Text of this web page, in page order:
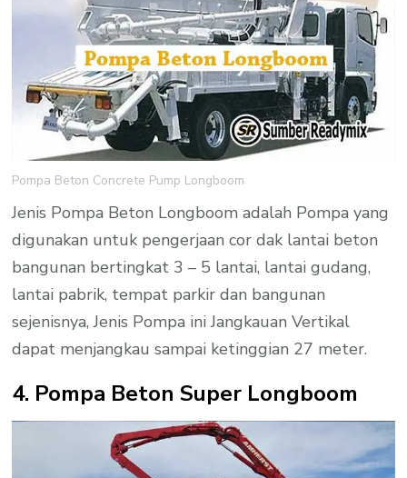
Pompa Beton Concrete Pump Longboom
Jenis Pompa Beton Longboom adalah Pompa yang
digunakan untuk pengerjaan cor dak lantai beton
bangunan bertingkat 3 – 5 lantai, lantai gudang,
lantai pabrik, tempat parkir dan bangunan
sejenisnya, Jenis Pompa ini Jangkauan Vertikal
dapat menjangkau sampai ketinggian 27 meter.
4. Pompa Beton Super Longboom